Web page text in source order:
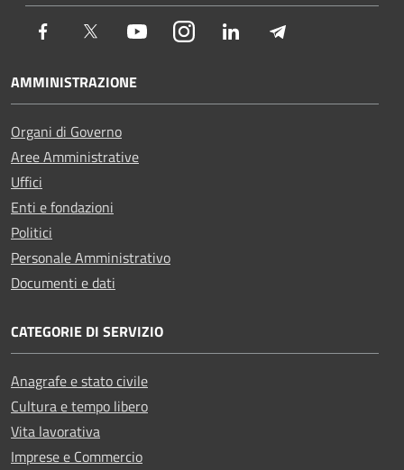
Facebook Twitter YoutubeInstagramLinkedIn
AMMINISTRAZIONE
Organi di Governo
Aree Amministrative
Uffici
Enti e fondazioni
Politici
Personale Amministrativo
Documenti e dati
CATEGORIE DI SERVIZIO
Anagrafe e stato civile
Cultura e tempo libero
Vita lavorativa
Imprese e Commercio